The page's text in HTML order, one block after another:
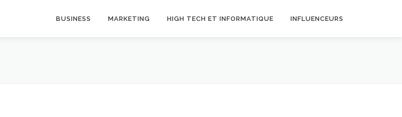
BUSINESS MARKETING HIGH TECH ET INFORMATIQUE INFLUENCEURS